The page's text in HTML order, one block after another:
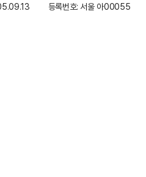
등록번호: 서울 아00055